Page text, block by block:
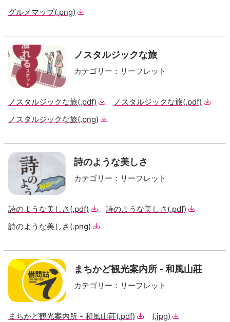
グルメマップ(.png)
ノスタルジックな旅
カテゴリー ： リーフレット
ノスタルジックな旅(.pdf) ノスタルジックな旅(.pdf)
ノスタルジックな旅(.png)
詩のような美しさ
カテゴリー ： リーフレット
詩のような美しさ (.pdf) 詩のような美しさ (.pdf)
詩のような美しさ (.png)
まちかど観光案内所 - 和風山莊
カテゴリー ： リーフレット
まちかど観光案内所 - 和風山莊(.pdf) (.jpg)